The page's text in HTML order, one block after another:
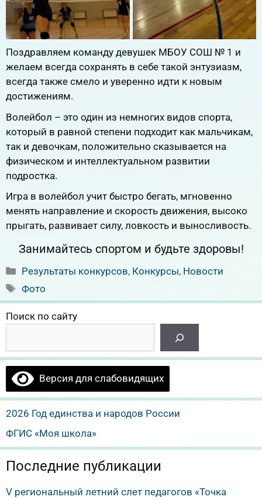
Поздравляем команду девушек МБОУ СОШ № 1 и
желаем всегда сохранять в себе такой энтузиазм,
всегда также смело и уверенно идти к новым
достижениям.
Волейбол – это один из немногих видов спорта,
который в равной степени подходит как мальчикам,
так и девочкам, положительно сказывается на
физическом и интеллектуальном развитии
подростка.
Игра в волейбол учит быстро бегать, мгновенно
менять направление и скорость движения, высоко
прыгать, развивает силу, ловкость и выносливость.
Занимайтесь спортом и будьте здоровы!
Рубрики
Результаты конкурсов, Конкурсы, Новости
Метки
Фото
Поиск по сайту
Версия для слабовидящих
2026 Год единства и народов России
ФГИС «Моя школа»
Последние публикации
V региональный летний слет педагогов «Точка